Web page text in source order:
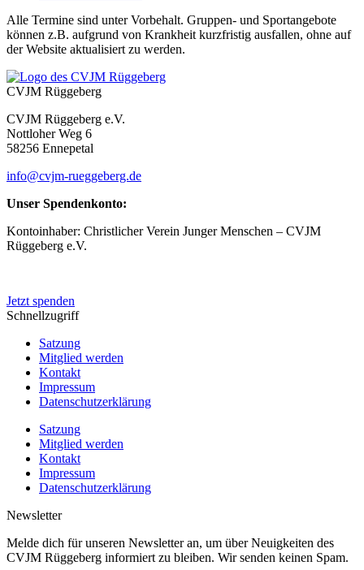
Alle Termine sind unter Vorbehalt. Gruppen- und Sportangebote
können z.B. aufgrund von Krankheit kurzfristig ausfallen, ohne auf
der Website aktualisiert zu werden.
CVJM Rüggeberg
CVJM Rüggeberg e.V.
Nottloher Weg 6
58256 Ennepetal
info@cvjm-rueggeberg.de
Unser Spendenkonto:
Kontoinhaber: Christlicher Verein Junger Menschen – CVJM
Rüggeberg e.V.
Jetzt spenden
Schnellzugriff
Satzung
Mitglied werden
Kontakt
Impressum
Datenschutzerklärung
Satzung
Mitglied werden
Kontakt
Impressum
Datenschutzerklärung
Newsletter
Melde dich für unseren Newsletter an, um über Neuigkeiten des
CVJM Rüggeberg informiert zu bleiben. Wir senden keinen Spam.